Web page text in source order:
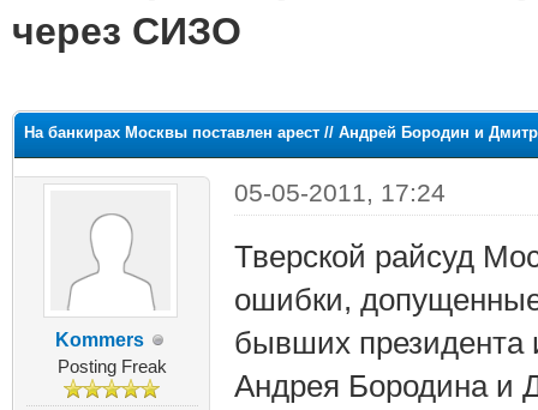
через СИЗО
На банкирах Москвы поставлен арест // Андрей Бородин и
Kommers
Posting Freak
05-05-2011, 17:24
Тверской райсуд
ошибки,
бывших президента
Андрея Бородина и